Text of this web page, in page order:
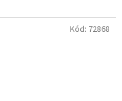
Kód: 72868